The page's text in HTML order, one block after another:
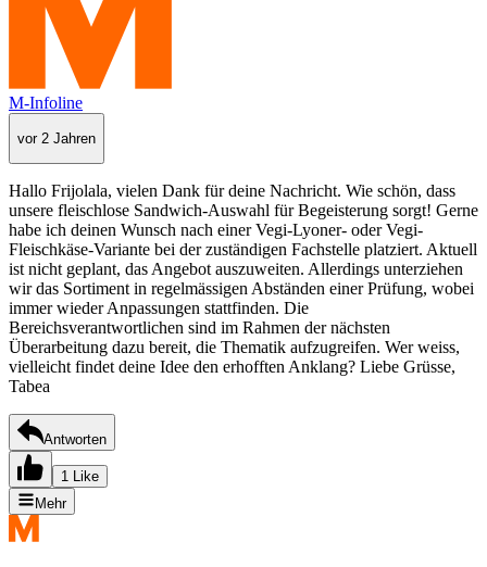
M-Infoline
vor 2 Jahren
Hallo Frijolala, vielen Dank für deine Nachricht. Wie schön, dass
unsere fleischlose Sandwich-Auswahl für Begeisterung sorgt! Gerne
habe ich deinen Wunsch nach einer Vegi-Lyoner- oder Vegi-
Fleischkäse-Variante bei der zuständigen Fachstelle platziert. Aktuell
ist nicht geplant, das Angebot auszuweiten. Allerdings unterziehen
wir das Sortiment in regelmässigen Abständen einer Prüfung, wobei
immer wieder Anpassungen stattfinden. Die
Bereichsverantwortlichen sind im Rahmen der nächsten
Überarbeitung dazu bereit, die Thematik aufzugreifen. Wer weiss,
vielleicht findet deine Idee den erhofften Anklang? Liebe Grüsse,
Tabea
Antworten
1 Like
Mehr